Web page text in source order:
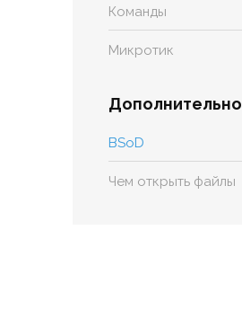
Команды
Микротик
Дополнительно
BSoD
Чем открыть файлы